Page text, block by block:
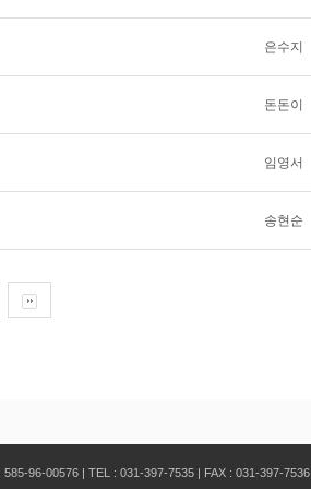
은수지
돈돈이
임영서
송현순
96-00576 | TEL : 031-397-7535 | FAX : 031-397-7536